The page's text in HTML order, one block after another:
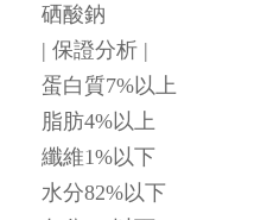
硒酸鈉
| 保證分析 |
蛋白質7%以上
脂肪4%以上
纖維1%以下
水分82%以下